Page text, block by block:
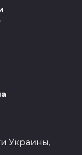
Украины,